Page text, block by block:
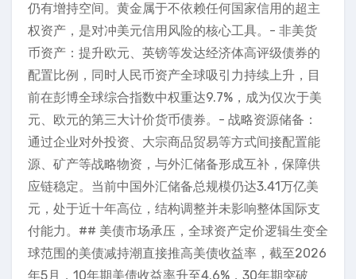
仍有增持空间。黄金属于不依赖任何国家信用的超主
权资产，是对冲美元信用风险的核心工具。- 非美货
币资产：提升欧元、英镑等发达经济体高评级债券的
配置比例，同时人民币资产全球吸引力持续上升，目
前在彭博全球综合指数中权重达9.7%，成为仅次于美
元、欧元的第三大计价货币债券。- 战略资源储备：
通过企业对外投资、大宗商品贸易等方式间接配置能
源、矿产等战略物资，与外汇储备形成互补，保障供
应链稳定。当前中国外汇储备总规模仍达3.41万亿美
元，处于近十年高位，结构调整并未影响整体国际支
付能力。## 美债市场承压，全球资产定价逻辑生变全
球范围的美债减持潮直接推高美债收益率，截至2026
年5月，10年期美债收益率升至4.6%，30年期突破